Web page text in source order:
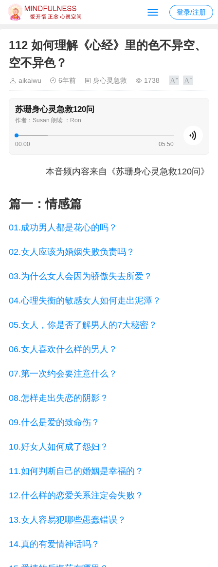
登录/注册
112 如何理解《心经》里的色不异空、
空不异色？
aikaiwu 6年前 身心灵急救 1738
苏珊身心灵急救120问
作者：Susan 朗读 ：Ron
00:00 05:50
本音频内容来自《苏珊身心灵急救120问》
篇一：情感篇
01.成功男人都是花心的吗？
02.女人应该为婚姻失败负责吗？
03.为什么女人会因为骄傲失去所爱？
04.心理失衡的敏感女人如何走出泥潭？
05.女人，你是否了解男人的7大秘密？
06.女人喜欢什么样的男人？
07.第一次约会要注意什么？
08.怎样走出失恋的阴影？
09.什么是爱的致命伤？
10.好女人如何成了怨妇？
11.如何判断自己的婚姻是幸福的？
12.什么样的恋爱关系注定会失败？
13.女人容易犯哪些愚蠢错误？
14.真的有爱情神话吗？